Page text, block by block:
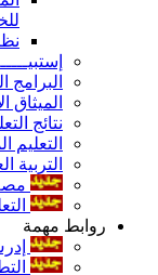
البرامج
الميثاق
نتائج
التعليم
التربية
روابط مهمة